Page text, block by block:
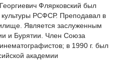
Флярковский был
РСФСР. Преподавал в
Является заслуженным
и Бурятии. Член Союза
в 1990 г. был
академии